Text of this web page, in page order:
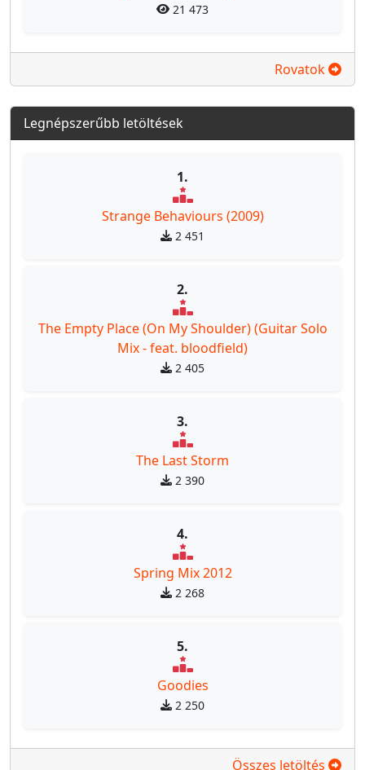
21 473
Rovatok
Legnépszerűbb letöltések
1.
Strange Behaviours (2009)
2 451
2.
The Empty Place (On My Shoulder) (Guitar Solo
Mix - feat. bloodfield)
2 405
3.
The Last Storm
2 390
4.
Spring Mix 2012
2 268
5.
Goodies
2 250
Összes letöltés